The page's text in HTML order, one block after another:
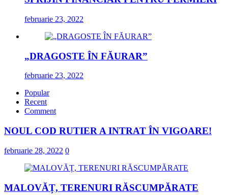
februarie 23, 2022
„DRAGOSTE ÎN FĂURAR”
februarie 23, 2022
Popular
Recent
Comment
NOUL COD RUTIER A INTRAT ÎN VIGOARE!
februarie 28, 2022 0
MALOVĂȚ, TERENURI RĂSCUMPĂRATE